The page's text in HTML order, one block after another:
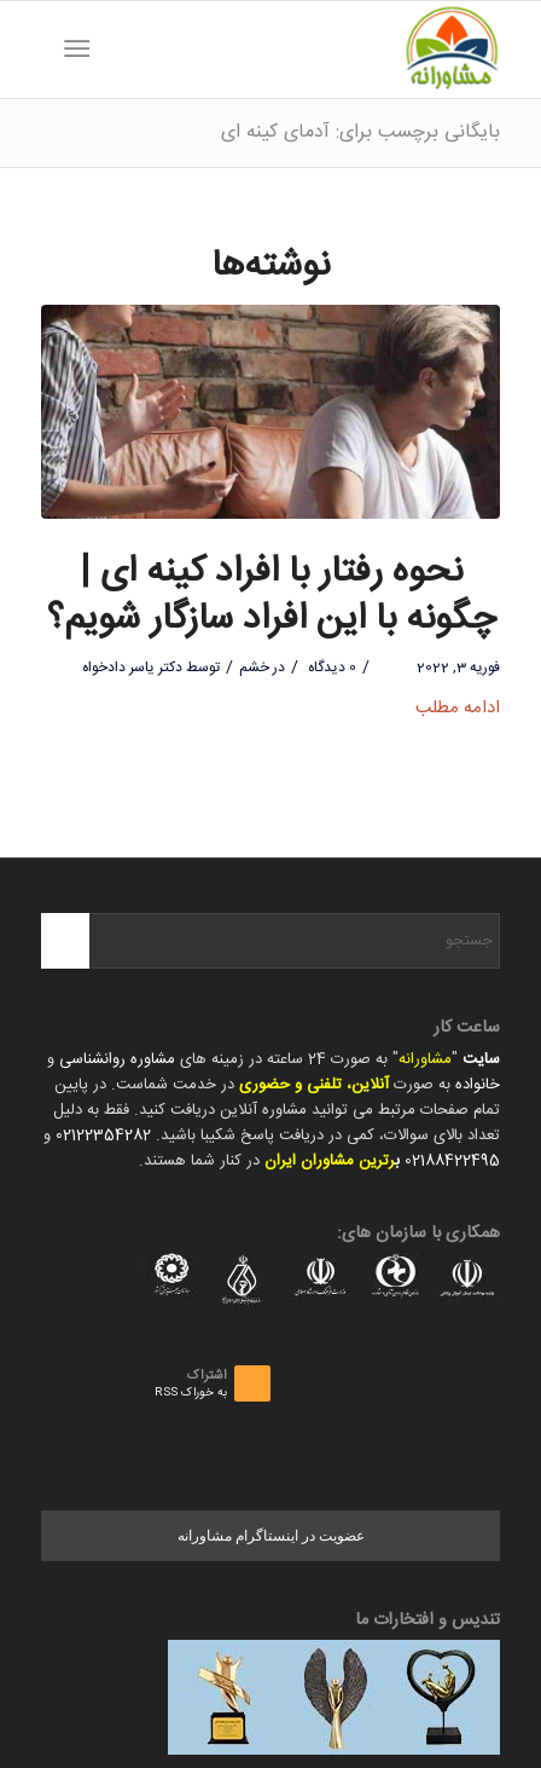
بایگانی برچسب برای: آدمای کینه ای
نوشته‌ها
نحوه رفتار با افراد کینه ای |
چگونه با این افراد سازگار شویم؟
فوریه 3, 2022 / 0 دیدگاه / درخشم / توسطدکتر یاسر دادخواه
ادامه مطلب
ساعت کار
سایت"مشاورانه" به صورت 24 ساعته در زمینه های مشاوره روانشناسی و
خانوادهبه صورتآنلاین، تلفنی و حضوریدر خدمت شماست. در پایین
تمام صفحات مرتبط می توانید مشاوره آنلاین دریافت کنید. فقط به دلیل
تعداد بالای سوالات، کمی در دریافت پاسخ شکیبا باشید. 02122354282 و
02188422495 برترین مشاوران ایراندر کنار شما هستند.
همکاری با سازمان های:
اشتراک
به خوراک RSS
عضویت در اینستاگرام مشاورانه
تندیس و افتخارات ما